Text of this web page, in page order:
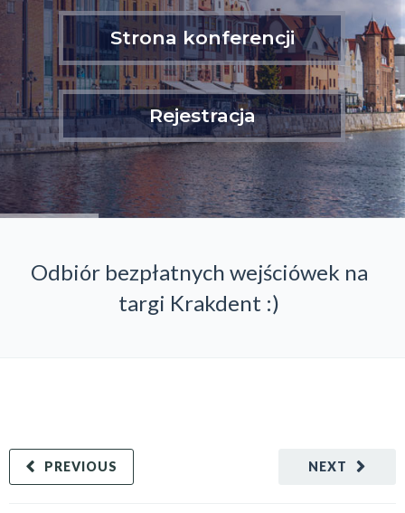
Strona konferencji
Rejestracja
Odbiór bezpłatnych wejściówek na
targi Krakdent :)
NEXT
PREVIOUS